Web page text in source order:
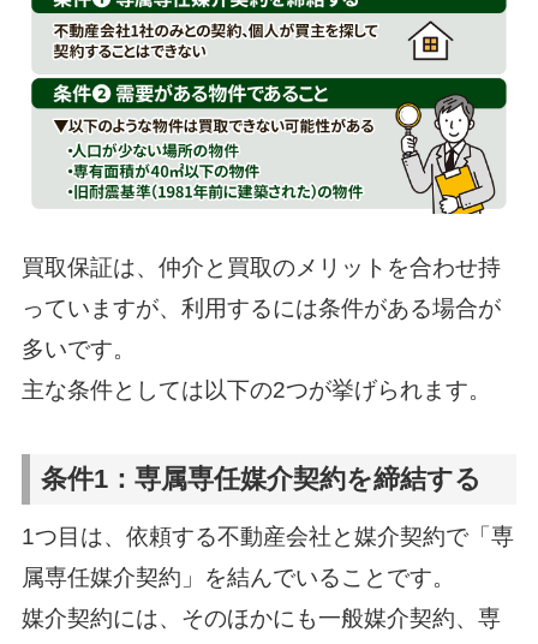
買取保証は、仲介と買取のメリットを合わせ持
っていますが、利用するには条件がある場合が
多いです。
主な条件としては以下の2つが挙げられます。
条件1：専属専任媒介契約を締結する
1つ目は、依頼する不動産会社と媒介契約で「専
属専任媒介契約」を結んでいることです。
媒介契約には、そのほかにも一般媒介契約、専